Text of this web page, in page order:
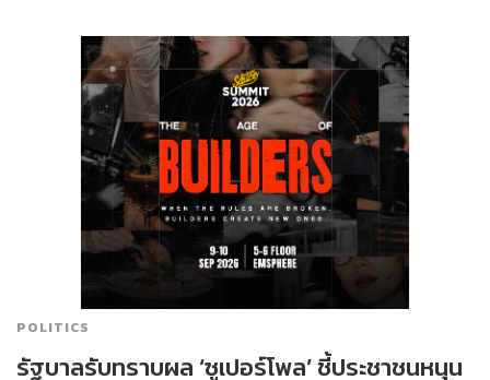
POLITICS
รัฐบาลรับทราบผล ‘ซูเปอร์โพล’ ชี้ประชาชนหนุน